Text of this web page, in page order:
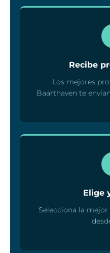
Recibe
Los mejores
Baarthaven te
Elige
Selecciona la